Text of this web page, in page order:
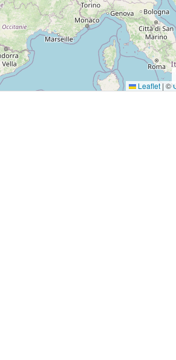
Leaflet | ©